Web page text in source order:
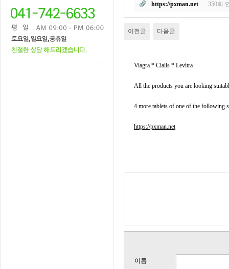
https://pxman.net 350회
이전글 다음글
Viagra * Cialis * Levitra
All the products you are looking
4 more tablets of one of the following
https://pxman.net
이름